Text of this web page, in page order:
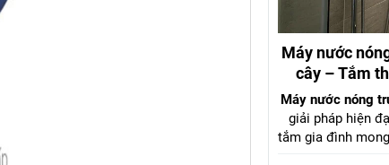
Máy nước
cây – Tắm
nước mạnh
Máy nước nóng
giải pháp hiện
tắm gia đình